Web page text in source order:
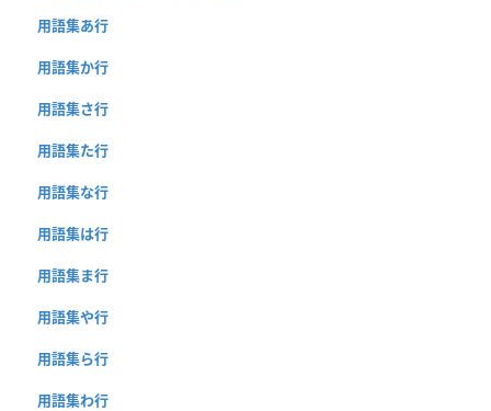
用語集あ行
用語集か行
用語集さ行
用語集た行
用語集な行
用語集は行
用語集ま行
用語集や行
用語集ら行
用語集わ行